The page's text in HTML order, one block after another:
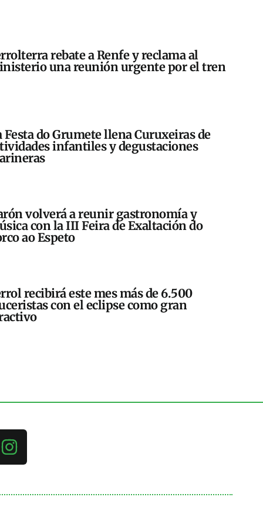
rebate a Renfe y reclama al
una reunión urgente por el tren
Festa do Grumete llena Curuxeiras de
infantiles y degustaciones
volverá a reunir gastronomía y
con la III Feira de Exaltación do
ao Espeto
recibirá este mes más de 6.500
con el eclipse como gran